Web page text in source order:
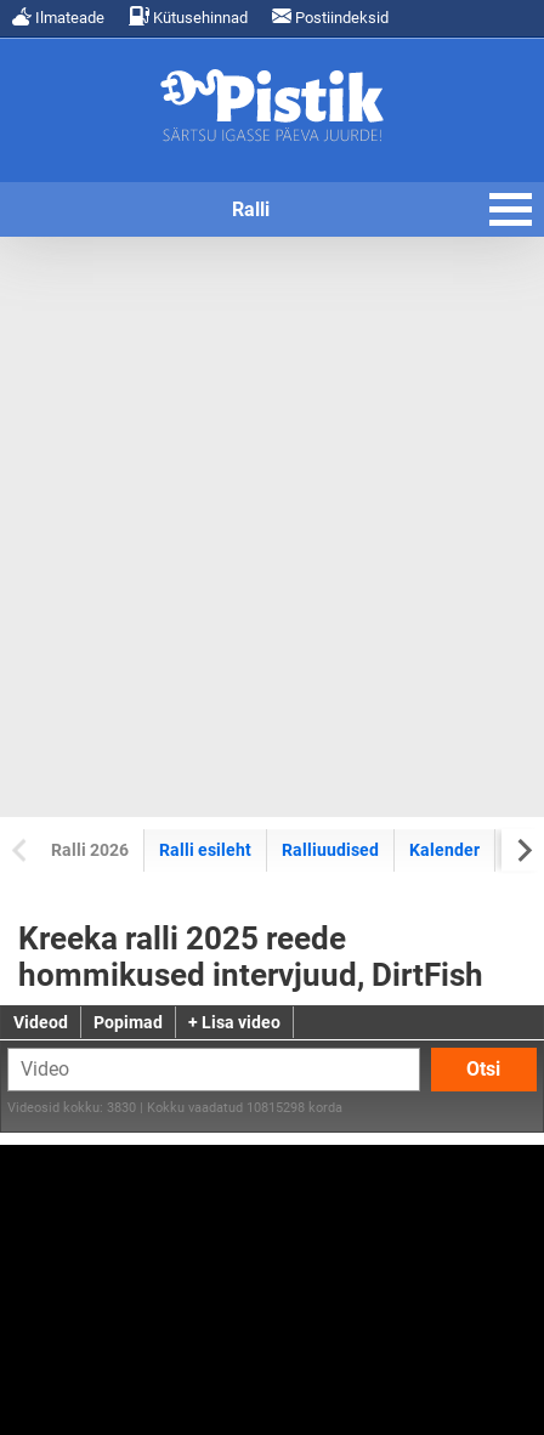
Ilmateade Kütusehinnad Postiindeksid
Ralli
Ralli 2026 Ralli esileht Ralliuudised Kalender
Kreeka ralli 2025 reede
hommikused intervjuud, DirtFish
Videod Popimad + Lisa video
Otsi
Videosid kokku: 3830 | Kokku vaadatud 10815298 korda